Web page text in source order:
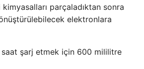
parçaladıktan sonra
elektronlara
saat şarj etmek için 600 mililitre